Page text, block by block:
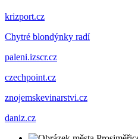
krizport.cz
Chytré blondýnky radí
paleni.izscr.cz
czechpoint.cz
znojemskevinarstvi.cz
daniz.cz